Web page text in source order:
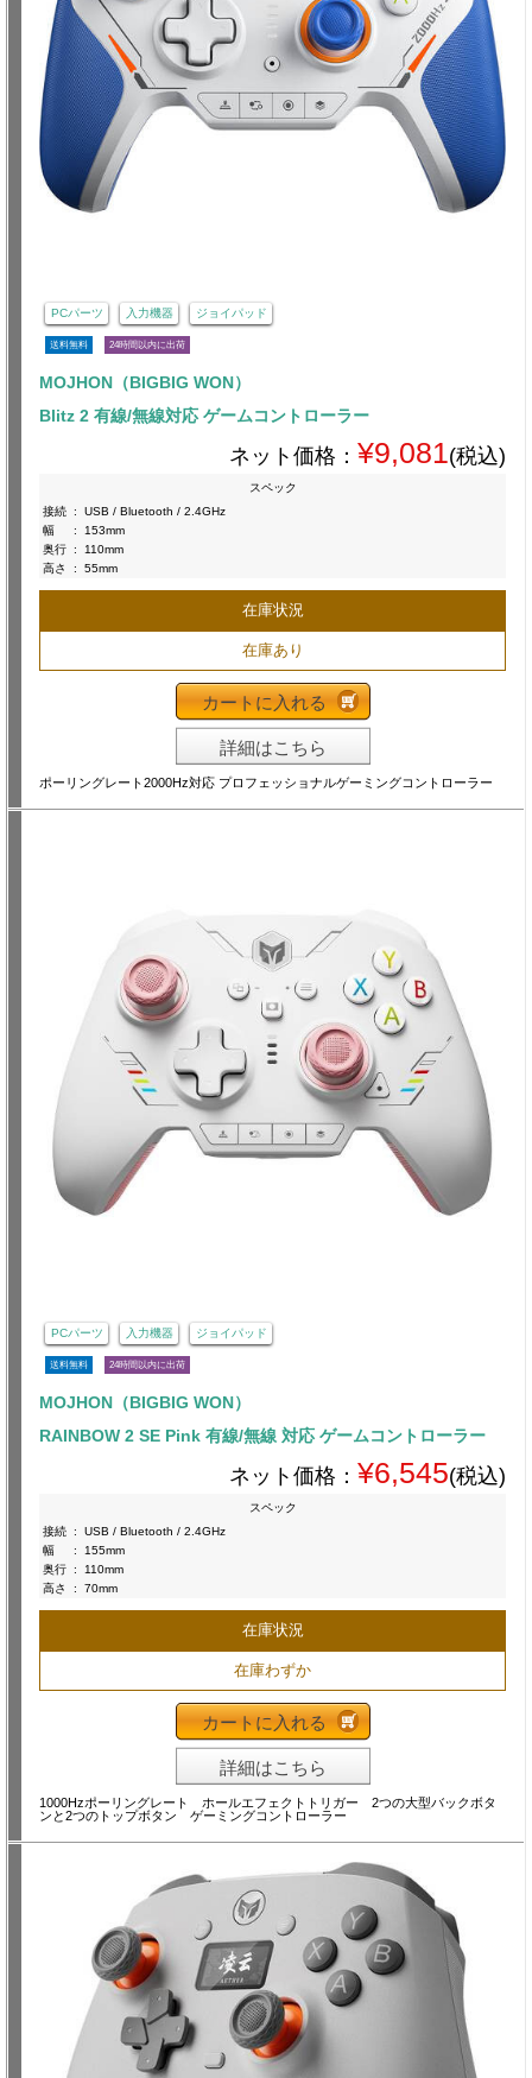
PCパーツ 入力機器 ジョイパッド
送料無料 24時間以内に出荷
MOJHON（BIGBIG WON）
Blitz 2 有線/無線対応 ゲームコントローラー
ネット価格： ¥9,081 (税込)
スペック
接続 :
USB / Bluetooth / 2.4GHz
幅
:
153mm
奥行 :
110mm
高さ
: 55mm
在庫状況
在庫あり
カートに入れる
詳細はこちら
ポーリングレート2000Hz対応 プロフェッショナルゲーミングコントローラー
PCパーツ 入力機器 ジョイパッド
送料無料 24時間以内に出荷
MOJHON（BIGBIG WON）
RAINBOW 2 SE Pink 有線/無線 対応 ゲームコントローラー
ネット価格： ¥6,545(税込)
スペック
接続 :
USB / Bluetooth / 2.4GHz
幅
:
155mm
奥行 :
110mm
高さ
: 70mm
在庫状況
在庫わずか
カートに入れる
詳細はこちら
1000Hzポーリングレート ホールエフェクトトリガー 2つの大型バックボタ
ンと2つのトップボタン ゲーミングコントローラー